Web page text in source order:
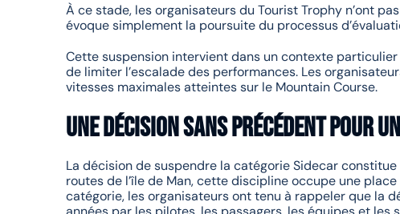
À ce stade, les organisateurs du Tourist Trophy n’ont
évoque simplement la poursuite du processus
Cette suspension intervient dans un contexte
de limiter l’escalade des performances. Les
vitesses maximales atteintes sur le Mountain Course.
Une décision sans précédent pour
La décision de suspendre la catégorie Sidecar
routes de l’île de Man, cette discipline occupe une
catégorie, les organisateurs ont tenu à rappeler que la